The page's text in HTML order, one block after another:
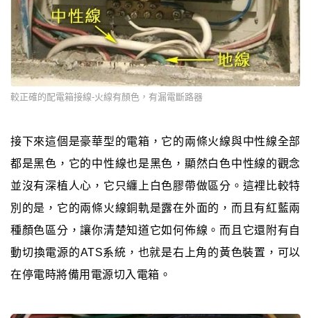
較正確的配電箱接線-火線有顏色，有漏電斷路器
接下來這個是豪華型的電箱，它的兩條火線與中性線全部
都是黑色，它的中性線也是黑色，顯然白色中性線的觀念
並沒有深植人心，它只纏上白色膠帶做區分。這裡比較特
別的是，它的兩條火線銅軌是露在外面的，而且有紅藍兩
種顏色區分，讓你清楚知道它如何佈線。而且它還附有自
動切換電源的ATS系統，也就是右上角的黃色裝置，可以
在停電時將備用電源切入電箱。